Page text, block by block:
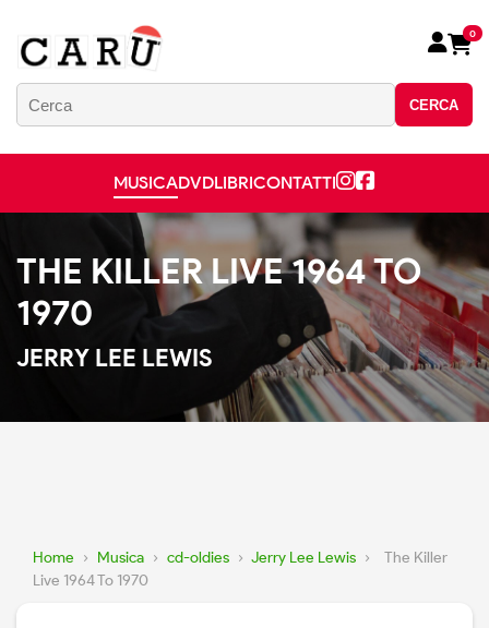
CERCA
0
MUSICADVDLIBRICONTATTI
THE KILLER LIVE 1964 TO
1970
JERRY LEE LEWIS
Home › Musica › cd-oldies › Jerry Lee Lewis ›
The Killer
Live 1964 To 1970